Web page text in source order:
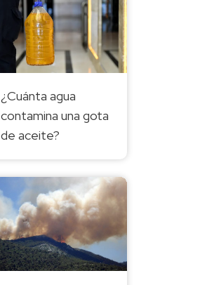
¿Cuánta agua
contamina una gota
de aceite?